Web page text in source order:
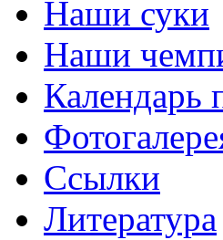
Наши суки
Наши
Календарь
Ссылки
Литература